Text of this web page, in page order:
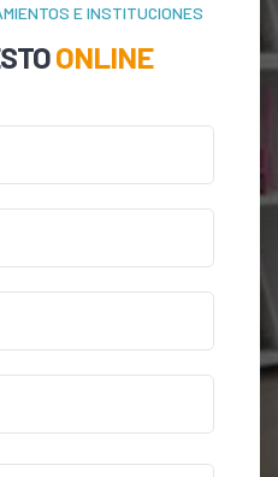
E INSTITUCIONES
ONLINE